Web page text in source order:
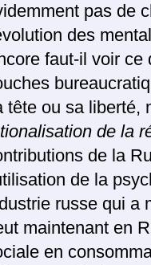
pas de
des
faut-il voir ce
tête ou sa liberté,
de la
de la
de la
russe qui a
maintenant en
en